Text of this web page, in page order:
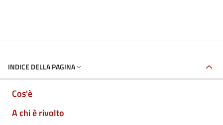
INDICE DELLA PAGINA
Cos'è
A chi è rivolto